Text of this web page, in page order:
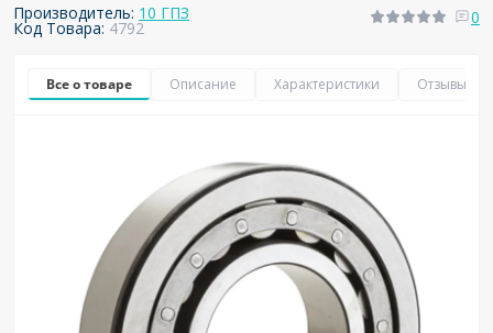
Производитель: 10 ГПЗ
Код Товара: 4792
0
Все о товаре Описание Характеристики Отзывы